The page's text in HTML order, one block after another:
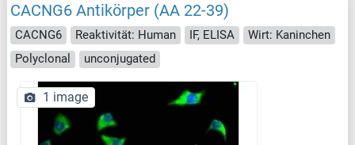
CACNG6 Antikörper (AA 22-39)
CACNG6 Reaktivität: Human IF, ELISA
Wirt: Kaninchen
Polyclonal
unconjugated
1 image